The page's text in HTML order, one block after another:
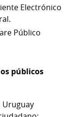
Electrónico
Público
públicos
Uruguay